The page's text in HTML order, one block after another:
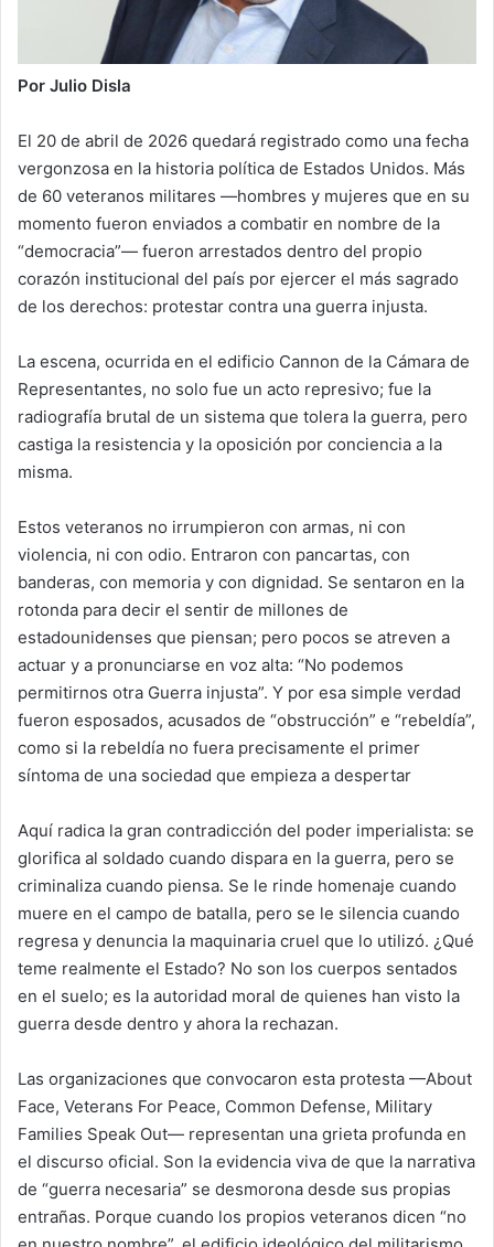
Por Julio Disla
El 20 de abril de 2026 quedará registrado como una fecha
vergonzosa en la historia política de Estados Unidos. Más
de 60 veteranos militares —hombres y mujeres que en su
momento fueron enviados a combatir en nombre de la
“democracia”— fueron arrestados dentro del propio
corazón institucional del país por ejercer el más sagrado
de los derechos: protestar contra una guerra injusta.
La escena, ocurrida en el edificio Cannon de la Cámara de
Representantes, no solo fue un acto represivo; fue la
radiografía brutal de un sistema que tolera la guerra, pero
castiga la resistencia y la oposición por conciencia a la
misma.
Estos veteranos no irrumpieron con armas, ni con
violencia, ni con odio. Entraron con pancartas, con
banderas, con memoria y con dignidad. Se sentaron en la
rotonda para decir el sentir de millones de
estadounidenses que piensan; pero pocos se atreven a
actuar y a pronunciarse en voz alta: “No podemos
permitirnos otra Guerra injusta”. Y por esa simple verdad
fueron esposados, acusados de “obstrucción” e “rebeldía”,
como si la rebeldía no fuera precisamente el primer
síntoma de una sociedad que empieza a despertar
Aquí radica la gran contradicción del poder imperialista: se
glorifica al soldado cuando dispara en la guerra, pero se
criminaliza cuando piensa. Se le rinde homenaje cuando
muere en el campo de batalla, pero se le silencia cuando
regresa y denuncia la maquinaria cruel que lo utilizó. ¿Qué
teme realmente el Estado? No son los cuerpos sentados
en el suelo; es la autoridad moral de quienes han visto la
guerra desde dentro y ahora la rechazan.
Las organizaciones que convocaron esta protesta —About
Face, Veterans For Peace, Common Defense, Military
Families Speak Out— representan una grieta profunda en
el discurso oficial. Son la evidencia viva de que la narrativa
de “guerra necesaria” se desmorona desde sus propias
entrañas. Porque cuando los propios veteranos dicen “no